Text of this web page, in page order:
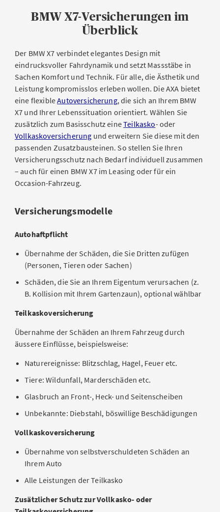
BMW X7-Versicherungen im
Überblick
Der BMW X7 verbindet elegantes Design mit
eindrucksvoller Fahrdynamik und setzt Massstäbe in
Sachen Komfort und Technik. Für alle, die Ästhetik und
Leistung kompromisslos erleben wollen. Die AXA bietet
eine flexibleAutoversicherung, die sich an Ihrem BMW
X7 und Ihrer Lebenssituation orientiert. Wählen Sie
zusätzlich zum Basisschutz eineTeilkasko- oder
Vollkaskoversicherung und erweitern Sie diese mit den
passenden Zusatzbausteinen. So stellen Sie Ihren
Versicherungsschutz nach Bedarf individuell zusammen
– auch für einen BMW X7 im Leasing oder für ein
Occasion-Fahrzeug.
Versicherungsmodelle
Autohaftpflicht
Übernahme der Schäden, die Sie Dritten zufügen
(Personen, Tieren oder Sachen)
Schäden, die Sie an Ihrem Eigentum verursachen (z.
B. Kollision mit Ihrem Gartenzaun), optional wählbar
Teilkaskoversicherung
Übernahme der Schäden an Ihrem Fahrzeug durch
äussere Einflüsse, beispielsweise:
Naturereignisse: Blitzschlag, Hagel, Feuer etc.
Tiere: Wildunfall, Marderschäden etc.
Glasbruch an Front-, Heck- und Seitenscheiben
Unbekannte: Diebstahl, böswillige Beschädigungen
Vollkaskoversicherung
Übernahme von selbstverschuldeten Schäden an
Ihrem Auto
Alle Leistungen der Teilkasko
Zusätzlicher Schutz zur Vollkasko- oder